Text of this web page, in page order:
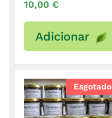
10,00 €
Adicionar
Esgotado